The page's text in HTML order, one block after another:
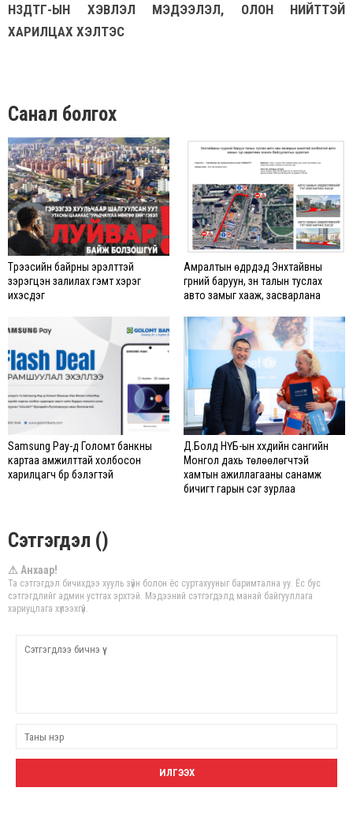
НЗДТГ-ЫН ХЭВЛЭЛ МЭДЭЭЛЭЛ, ОЛОН НИЙТТЭЙ
ХАРИЛЦАХ ХЭЛТЭС
Санал болгох
Түрээсийн байрны эрэлттэй
зэрэгцэн залилах гэмт хэрэг
ихэсдэг
Амралтын өдрүүдэд Энхтайвны
гүүрний баруун, зүүн талын туслах
авто замыг хааж, засварлана
Samsung Pay-д Голомт банкны
картаа амжилттай холбосон
харилцагч бүр бэлэгтэй
Д.Болд НҮБ-ын хүүхдийн сангийн
Монгол дахь төлөөлөгчтэй
хамтын ажиллагааны санамж
бичигт гарын үсэг зурлаа
Сэтгэгдэл ()
⚠ Анхаар!
Та сэтгэгдэл бичихдээ хууль зүйн болон ёс суртахууныг баримтална уу. Ёс бус
сэтгэгдлийг админ устгах эрхтэй. Мэдээний сэтгэгдэлд манай байгууллага
хариуцлага хүлээхгүй.